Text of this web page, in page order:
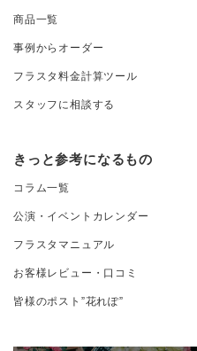
商品一覧
事例からオーダー
フラスタ料金計算ツール
スタッフに相談する
きっと参考になるもの
コラム一覧
公演・イベントカレンダー
フラスタマニュアル
お客様レビュー・口コミ
皆様のポスト”花れぽ”